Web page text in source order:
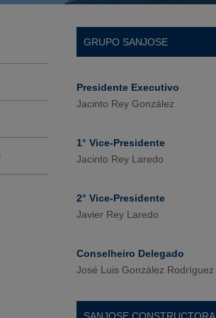
GRUPO SANJOSE
Presidente Executivo
Jacinto Rey González
1° Vice-Presidente
Jacinto Rey Laredo
2° Vice-Presidente
Javier Rey Laredo
Conselheiro Delegado
José Luis González Rodríguez